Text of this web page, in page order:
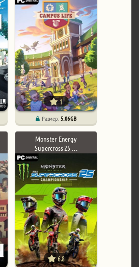
1
Размер:5.06 GB
Monster Energy
Supercross 25 …
6.8